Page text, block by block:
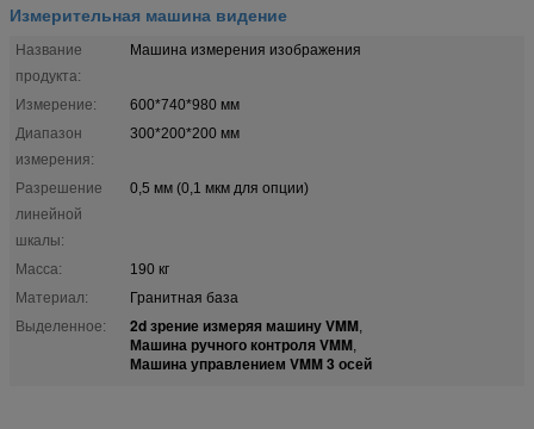
Измерительная машина видение
Название
продукта:
Машина измерения изображения
Измерение:
600*740*980 мм
Диапазон
измерения:
300*200*200 мм
Разрешение
линейной
шкалы:
0,5 мм (0,1 мкм для опции)
Масса:
190 кг
Материал:
Гранитная база
Выделенное:
2d зрение измеряя машину VMM,
Машина ручного контроля VMM,
Машина управлением VMM 3 осей